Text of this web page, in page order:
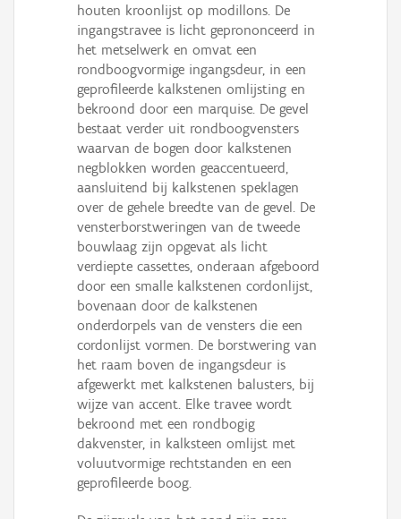
houten kroonlijst op modillons. De
ingangstravee is licht geprononceerd in
het metselwerk en omvat een
rondboogvormige ingangsdeur, in een
geprofileerde kalkstenen omlijsting en
bekroond door een marquise. De gevel
bestaat verder uit rondboogvensters
waarvan de bogen door kalkstenen
negblokken worden geaccentueerd,
aansluitend bij kalkstenen speklagen
over de gehele breedte van de gevel. De
vensterborstweringen van de tweede
bouwlaag zijn opgevat als licht
verdiepte cassettes, onderaan afgeboord
door een smalle kalkstenen cordonlijst,
bovenaan door de kalkstenen
onderdorpels van de vensters die een
cordonlijst vormen. De borstwering van
het raam boven de ingangsdeur is
afgewerkt met kalkstenen balusters, bij
wijze van accent. Elke travee wordt
bekroond met een rondbogig
dakvenster, in kalksteen omlijst met
voluutvormige rechtstanden en een
geprofileerde boog.